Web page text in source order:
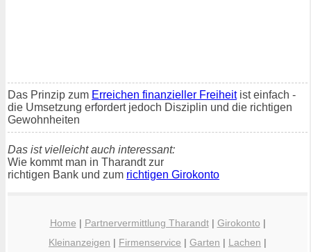
Das Prinzip zum Erreichen finanzieller Freiheitist einfach -
die Umsetzung erfordert jedoch Disziplin und die richtigen
Gewohnheiten
Das ist vielleicht auch interessant:
Wie kommt man in Tharandt zur
richtigen Bank und zum richtigen Girokonto
Home | Partnervermittlung Tharandt| Girokonto |
Kleinanzeigen | Firmenservice | Garten | Lachen |